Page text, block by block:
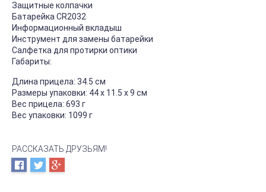
Защитные колпачки
Батарейка СR2032
Информационный вкладыш
Инструмент для замены батарейки
Салфетка для протирки оптики
Габариты:
Длина прицела: 34.5 см
Размеры упаковки: 44 x 11.5 x 9 см
Вес прицела: 693 г
Вес упаковки: 1099 г
РАССКАЗАТЬ ДРУЗЬЯМ!